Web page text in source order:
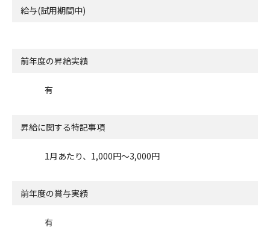
給与(試用期間中)
前年度の昇給実績
有
昇給に関する特記事項
1月あたり、1,000円～3,000円
前年度の賞与実績
有